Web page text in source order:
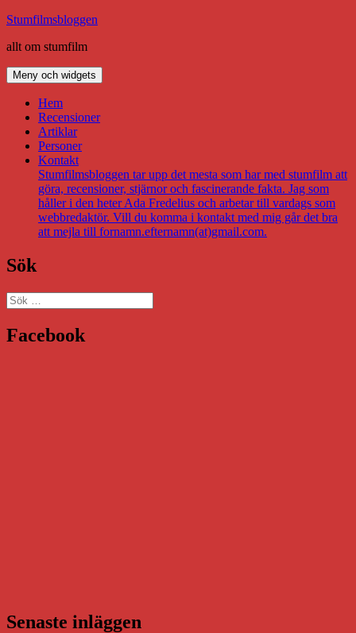
Hoppa
innehåll
Stumfilmsbloggen
allt om stumfilm
Meny och widgets
Hem
Recensioner
Artiklar
Personer
Kontakt
Stumfilmsbloggen tar upp det mesta som har med stumfilm att
göra, recensioner, stjärnor och fascinerande fakta. Jag som
håller i den heter Ada Fredelius och arbetar till vardags som
webbredaktör. Vill du komma i kontakt med mig går det bra
att mejla till fornamn.efternamn(at)gmail.com.
Sök
Sök
efter:
Facebook
Senaste inläggen